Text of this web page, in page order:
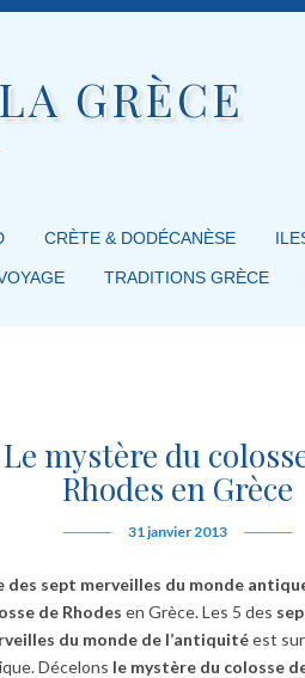
GRÈCE
CRÈTE & DODÉCANÈSE
TRADITIONS GRÈCE
Le mystère du
Rhodes en Grèce
31 janvier 2013
des sept merveilles du monde
de Rhodes en Grèce. Les 5 des
du monde de l’antiquitéest sur
Décelons le mystère du colosse